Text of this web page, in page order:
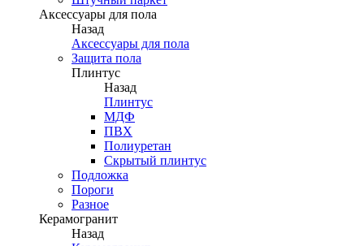
Аксессуары для пола
Назад
Аксессуары для пола
Защита пола
Плинтус
Назад
Плинтус
МДФ
ПВХ
Полиуретан
Скрытый плинтус
Подложка
Пороги
Разное
Керамогранит
Назад